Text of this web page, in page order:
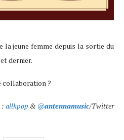
la jeune femme depuis la sortie du
dernier.
collaboration ?
: allkpop & @antennamusic/Twitter